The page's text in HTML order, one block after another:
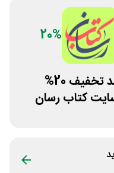
20%
کد تخفیف 20%
کتاب رسان